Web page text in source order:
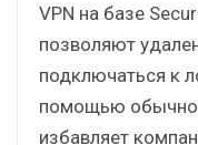
VPN на базе
позволяют
подключаться к
помощью
избавляет